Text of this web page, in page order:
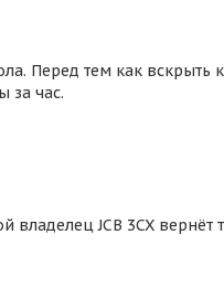
Перед тем как вскрыть
за час.
JCB 3CX